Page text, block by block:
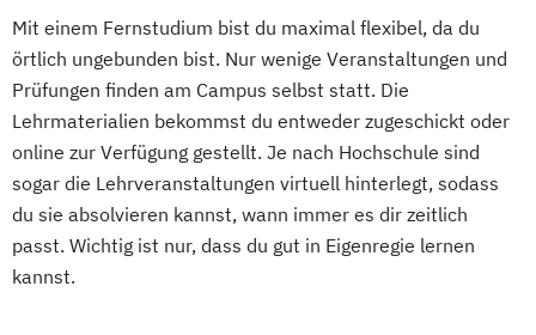
Kassel Hagen Saarbrücken
Mülheim an der Ruhr Potsdam
Ludwigshafen Oldenburg Leverkusen
Osnabrück Solingen Heidelberg Herne
Neuss Darmstadt Paderborn
Regensburg Ingolstadt Würzburg Fürth
Wolfsburg Bremen Erlenbach
Euskirchen Frechen Griesheim
Mit einem Fernstudium bist du maximal flexibel, da du
örtlich ungebunden bist. Nur wenige Veranstaltungen und
Prüfungen finden am Campus selbst statt. Die
Lehrmaterialien bekommst du entweder zugeschickt oder
online zur Verfügung gestellt. Je nach Hochschule sind
sogar die Lehrveranstaltungen virtuell hinterlegt, sodass
du sie absolvieren kannst, wann immer es dir zeitlich
passt. Wichtig ist nur, dass du gut in Eigenregie lernen
kannst.